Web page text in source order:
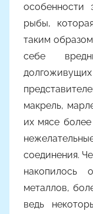
особенности
рыбы,
таким
себе
макрель,
их мясе более
соединения.
накопилось
металлов,
ведь